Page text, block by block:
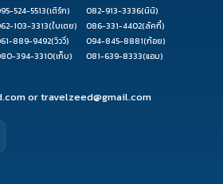
524-5513(เติร์ก) 082-913-3336(นินิ)
103-3313(ใบเตย) 086-331-4402(ลัคกี้)
889-9492(วิววี่) 094-845-8881(ก้อย)
394-3310(เก็บ) 081-639-8333(แอม)
ortravelzeed@gmail.com